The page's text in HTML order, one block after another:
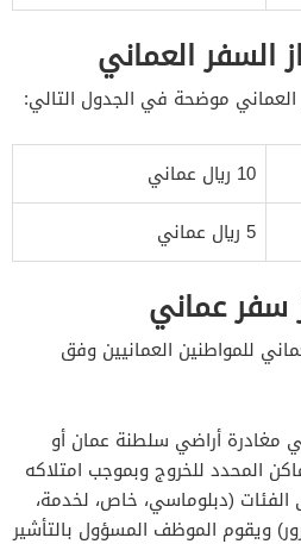
السفر العماني
موضحة في الجدول التالي:
10 ريال عماني
5 ريال عماني
سفر عماني
للمواطنين العمانيين وفق
مغادرة أراضي سلطنة عمان أو
المحدد للخروج وبموجب امتلاكه
(دبلوماسي، خاص، لخدمة،
ويقوم الموظف المسؤول بالتأشير